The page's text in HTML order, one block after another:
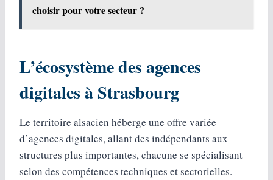
choisir pour votre secteur ?
L’écosystème des agences
digitales à Strasbourg
Le territoire alsacien héberge une offre variée
d’agences digitales, allant des indépendants aux
structures plus importantes, chacune se spécialisant
selon des compétences techniques et sectorielles.